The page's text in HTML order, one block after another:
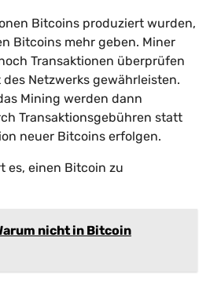
Bitcoins produziert wurden,
Bitcoins mehr geben. Miner
Transaktionen überprüfen
Netzwerks gewährleisten.
Mining werden dann
Transaktionsgebühren statt
neuer Bitcoins erfolgen.
es, einen Bitcoin zu
nicht in Bitcoin